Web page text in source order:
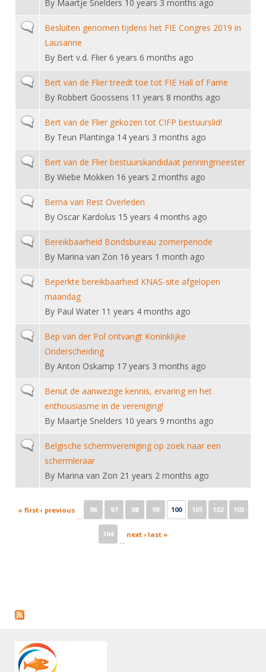
Verwerk wedstrijduitslagen
NK organiseren
Promotie en logo
Geschiedenis van het schermen
Touché
By Maartje Snelders 10 years 3 months ago
Normal topicBesluiten genomen tijdens het FIE Congres 2019 in
Lausanne
By Bert v.d. Flier 6 years 6 months ago
Normal topicBert van de Flier treedt toe tot FIE Hall of Fame
By Robbert Goossens 11 years 8 months ago
Normal topicBert van de Flier gekozen tot CIFP bestuurslid!
By Teun Plantinga 14 years 3 months ago
Normal topicBert van de Flier bestuurskandidaat penningmeester
By Wiebe Mokken 16 years 2 months ago
Normal topicBerna van Rest Overleden
By Oscar Kardolus 15 years 4 months ago
Normal topicBereikbaarheid Bondsbureau zomerperiode
By Marina van Zon 16 years 1 month ago
Normal topicBeperkte bereikbaarheid KNAS-site afgelopen
maandag
By Paul Water 11 years 4 months ago
Normal topicBep van der Pol ontvangt Koninklijke
Onderscheiding
By Anton Oskamp 17 years 3 months ago
Normal topicBenut de aanwezige kennis, ervaring en het
enthousiasme in de vereniging!
By Maartje Snelders 10 years 9 months ago
Normal topicBelgische schermvereniging op zoek naar een
schermleraar
By Marina van Zon 21 years 2 months ago
Pages
« first ‹ previous
…
96 97 98 99 100 101 102 103
104
…
next › last »